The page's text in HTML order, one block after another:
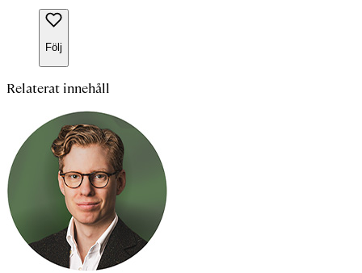
Följ
Relaterat innehåll